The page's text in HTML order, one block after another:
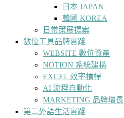
日本 JAPAN
韓國 KOREA
日常策展提案
數位工具品牌實踐
WEBSITE 數位資產
NOTION 系統建構
EXCEL 效率槓桿
AI 流程自動化
MARKETING 品牌增長
第二外語生活實踐